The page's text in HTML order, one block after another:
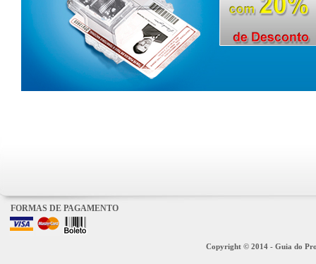
FORMAS DE PAGAMENTO
Copyright © 2014 - Guia do